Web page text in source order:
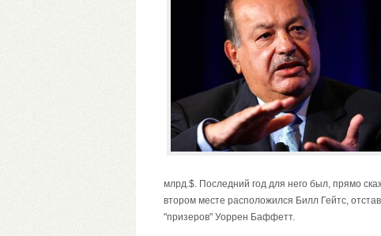
млрд.$. Последний год для него был, прямо
втором месте расположился Билл Гейтс,
"призеров" Уоррен Баффетт.